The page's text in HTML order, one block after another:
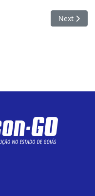
marca primeiro dia
Next
Next